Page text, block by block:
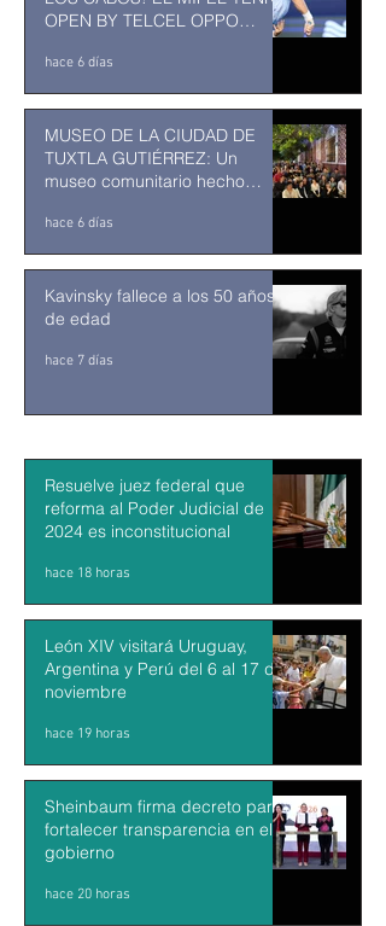
OPEN BY TELCEL OPPO
hace 6 días
MUSEO DE LA CIUDAD DE
TUXTLA GUTIÉRREZ: Un
museo comunitario hecho
hace 6 días
Kavinsky fallece a los 50 años
de edad
hace 7 días
Resuelve juez federal que
reforma al Poder Judicial de
2024 es inconstitucional
hace 18 horas
León XIV visitará Uruguay,
Argentina y Perú del 6 al 17 de
noviembre
hace 19 horas
Sheinbaum firma decreto para
fortalecer transparencia en el
gobierno
hace 20 horas